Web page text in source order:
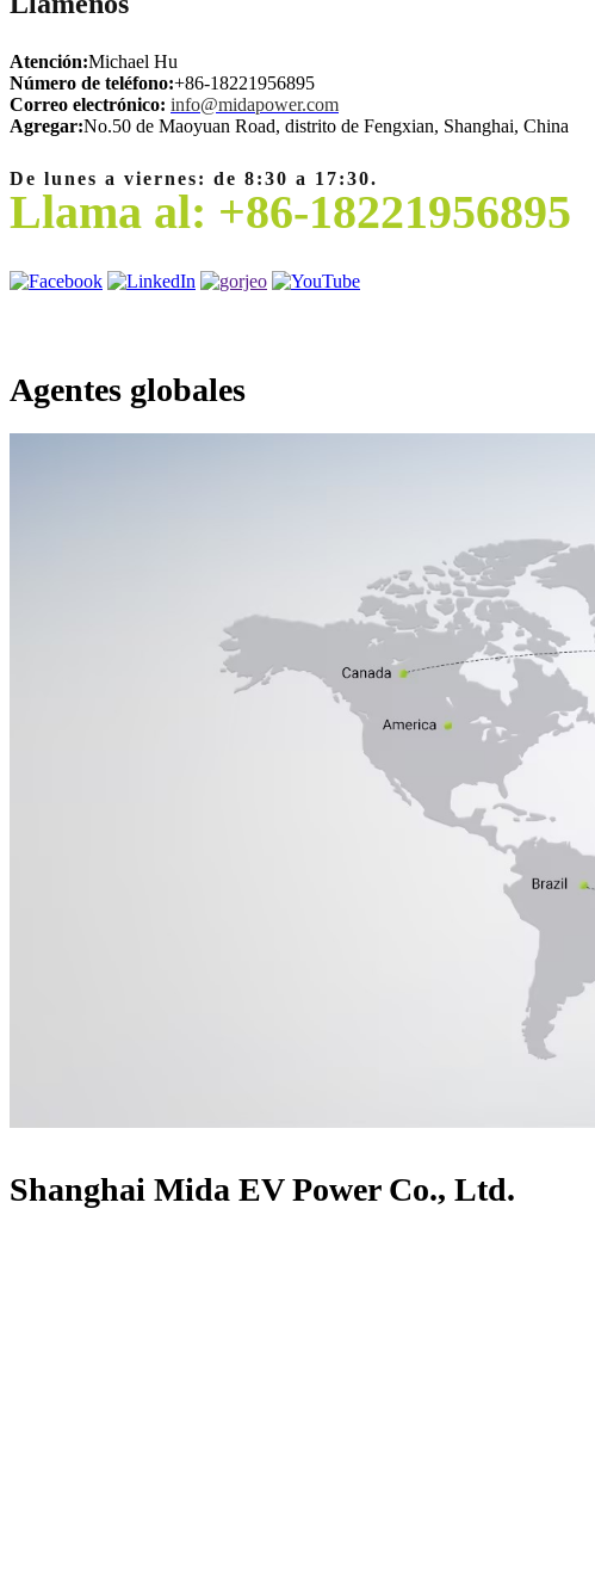
Atención:Michael Hu
Número de teléfono:+86-18221956895
Correo electrónico: info@midapower.com
Agregar:No.50 de Maoyuan Road, distrito de Fengxian, Shanghai, China
De lunes a viernes: de 8:30 a 17:30.
Llama al: +86-18221956895
Agentes globales
Shanghai Mida EV Power Co., Ltd.